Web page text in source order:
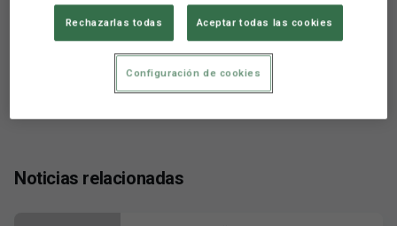
Noticias relacionadas
Rechazarlas todas Aceptar todas las cookies
Configuración de cookies